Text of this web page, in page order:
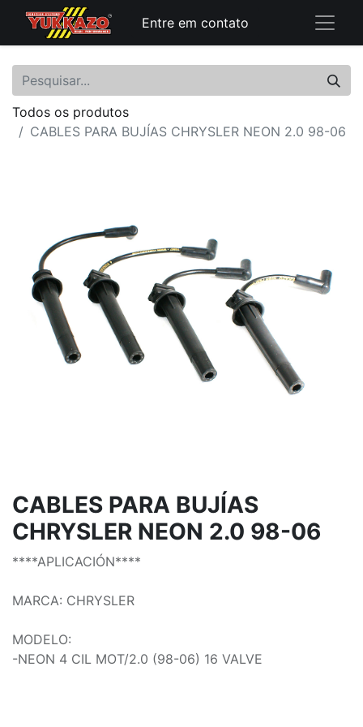
Entre em contato
Todos os produtos
CABLES PARA BUJÍAS CHRYSLER NEON 2.0 98-06
CABLES PARA BUJÍAS
CHRYSLER NEON 2.0 98-06
****APLICACIÓN****
MARCA: CHRYSLER
MODELO:
-NEON 4 CIL MOT/2.0 (98-06) 16 VALVE